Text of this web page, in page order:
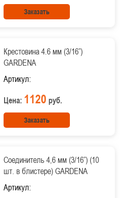
Заказать
Крестовина 4.6 мм (3/16”)
GARDENA
Артикул:
Цена: 1120 руб.
Заказать
Соединитель 4,6 мм (3/16”) (10
шт. в блистере) GARDENA
Артикул: